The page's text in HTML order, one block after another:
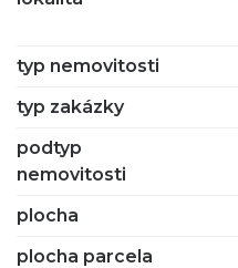
typ nemovitosti
typ zakázky
podtyp
nemovitosti
plocha
plocha parcela